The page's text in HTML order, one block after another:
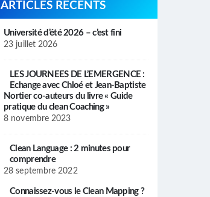
ARTICLES RÉCENTS
Université d’été 2026 – c’est fini
23 juillet 2026
LES JOURNEES DE L’EMERGENCE :
Echange avec Chloé et Jean-Baptiste
Nortier co-auteurs du livre « Guide
pratique du clean Coaching »
8 novembre 2023
Clean Language : 2 minutes pour
comprendre
28 septembre 2022
Connaissez-vous le Clean Mapping ?